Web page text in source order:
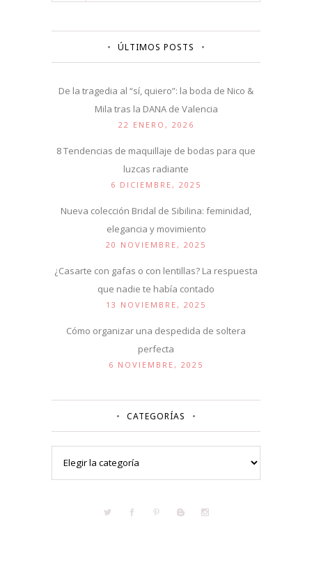
ÚLTIMOS POSTS
De la tragedia al “sí, quiero”: la boda de Nico &
Mila tras la DANA de Valencia
22 ENERO, 2026
8 Tendencias de maquillaje de bodas para que
luzcas radiante
6 DICIEMBRE, 2025
Nueva colección Bridal de Sibilina: feminidad,
elegancia y movimiento
20 NOVIEMBRE, 2025
¿Casarte con gafas o con lentillas? La respuesta
que nadie te había contado
13 NOVIEMBRE, 2025
Cómo organizar una despedida de soltera
perfecta
6 NOVIEMBRE, 2025
CATEGORÍAS